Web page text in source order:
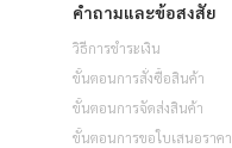
คำถามและข้อสงสัย
วิธีการชำระเงิน
ขั้นตอนการสั่งซื้อสินค้า
ขั้นตอนการจัดส่งสินค้า
ขั้นตอนการขอใบเสนอราคา